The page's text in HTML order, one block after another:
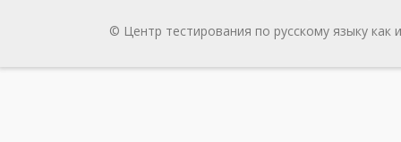
© Центр тестирования по русскому языку как